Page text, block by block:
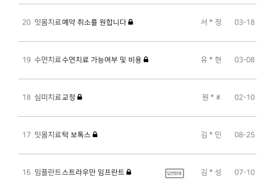
20 잇몸치료예약 취소를 원합니다 서 * 정 03-18
19 수면치료수면치료 가능여부 및 비용 유 * 현 03-08
18 심미치료교정 원 * # 02-10
17 잇몸치료턱 보톡스 김 * 민 08-25
16 임플란트스트라우만 임프란트 답변완료 김 * 성 07-10